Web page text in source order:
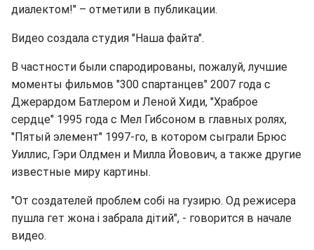
диалектом!" – отметили в публикации.
Видео создала студия "Наша файта".
В частности были спародированы, пожалуй, лучшие
моменты фильмов "300 спартанцев" 2007 года с
Джерардом Батлером и Леной Хиди, "Храброе
сердце" 1995 года c Мел Гибсоном в главных ролях,
"Пятый элемент" 1997-го, в котором сыграли Брюс
Уиллис, Гэри Олдмен и Милла Йовович, а также другие
известные миру картины.
"От создателей проблем собі на гузирю. Од режисера
пушла гет жона і забрала дітий", - говорится в начале
видео.